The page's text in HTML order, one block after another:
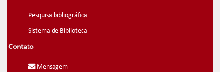
Pesquisa bibliográfica
Sistema de Biblioteca
Contato
Mensagem